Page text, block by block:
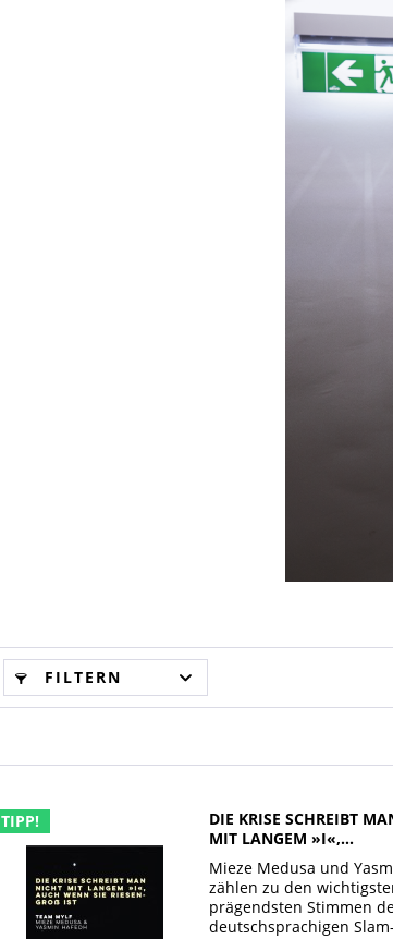
FILTERN
TIPP!
DIE KRISE SCHREIBT
MIT LANGEM »I«,...
Mieze Medusa und
zählen zu den
prägendsten Stimmen
deutschsprachigen